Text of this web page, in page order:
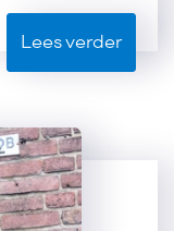
Lees verder